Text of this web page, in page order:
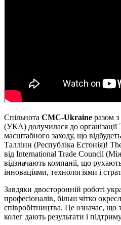
Спільнота CMC-Ukraine разом
(УКА) долучилася до
масштабного заходу, що
Таллінн (Республіка Естонія)!
від International Trade Council
відзначають компанії, що
інноваціями, технологіями і
Завдяки двосторонній роботі
професіоналів, більш чітко
співробітництва. Це означає, що
колег дають результати і